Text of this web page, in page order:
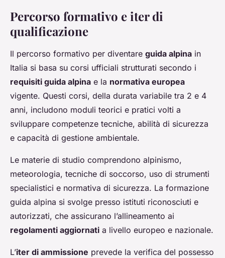
Percorso formativo e iter di
qualificazione
Il percorso formativo per diventare guida alpina in
Italia si basa su corsi ufficiali strutturati secondo i
requisiti guida alpina e la normativa europea
vigente. Questi corsi, della durata variabile tra 2 e 4
anni, includono moduli teorici e pratici volti a
sviluppare competenze tecniche, abilità di sicurezza
e capacità di gestione ambientale.
Le materie di studio comprendono alpinismo,
meteorologia, tecniche di soccorso, uso di strumenti
specialistici e normativa di sicurezza. La formazione
guida alpina si svolge presso istituti riconosciuti e
autorizzati, che assicurano l’allineamento ai
regolamenti aggiornati a livello europeo e nazionale.
L’iter di ammissione prevede la verifica del possesso